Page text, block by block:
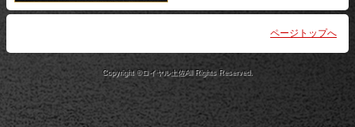
ページトップへ
Copyright ©ロイヤル土佐All Rights Reserved.